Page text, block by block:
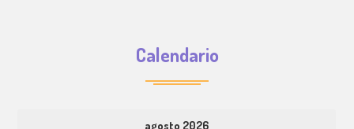
Calendario
agosto 2026